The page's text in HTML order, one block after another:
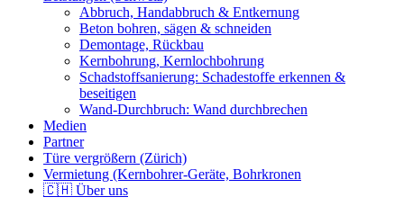
Abbruch, Handabbruch & Entkernung
Beton bohren, sägen & schneiden
Demontage, Rückbau
Kernbohrung, Kernlochbohrung
Schadstoffsanierung: Schadestoffe erkennen &
beseitigen
Wand-Durchbruch: Wand durchbrechen
Medien
Partner
Türe vergrößern (Zürich)
Vermietung (Kernbohrer-Geräte, Bohrkronen
🇨🇭 Über uns